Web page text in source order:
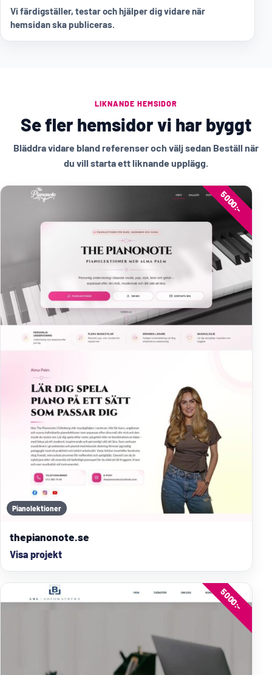
Vi färdigställer, testar och hjälper dig vidare när
hemsidan ska publiceras.
LIKNANDE HEMSIDOR
Se fler hemsidor vi har byggt
Bläddra vidare bland referenser och välj sedan Beställ när
du vill starta ett liknande upplägg.
Pianolektioner
5000:-
thepianonote.se
Visa projekt
5000:-